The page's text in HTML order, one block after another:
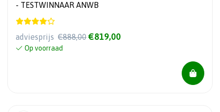
- TESTWINNAAR ANWB
adviesprijs €888,00 €819,00
Op voorraad